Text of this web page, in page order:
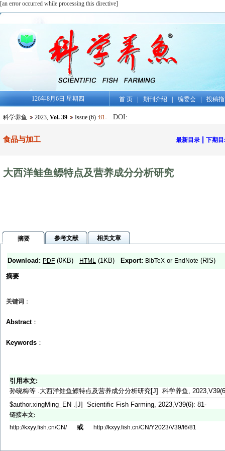
[an error occurred while processing this directive]
126年8月6日 星期四 首 页| 期刊介绍 | 编委会 | 投稿
科学养鱼 2023, Vol. 39 Issue (6) :81- DOI:
食品与加工 最新目录 | 下期
大西洋鲑鱼鳔特点及营养成分分析研究
摘要 参考文献 相关文章
Download: PDF (0KB) HTML (1KB) Export: BibTeX or EndNote (RIS)
摘要
关键词 ：
Abstract：
Keywords ：
引用本文:
孙晓梅等 .大西洋鲑鱼鳔特点及营养成分分析研究[J] 科学养鱼,
$author.xingMing_EN .[J] Scientific Fish Farming, 2023,V39(6): 81-
链接本文:
http://kxyy.fish.cn/CN/
或 http://kxyy.fish.cn/CN/Y2023/V39/I6/81